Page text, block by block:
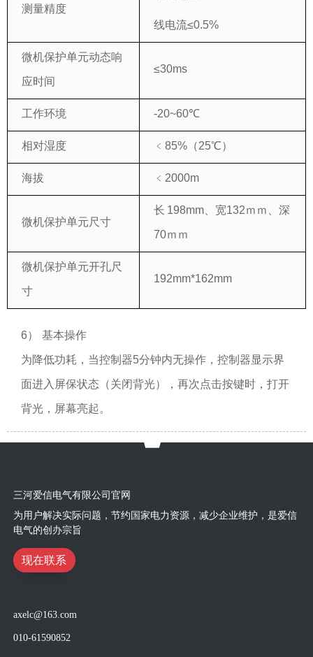
测量精度
线电流≤0.5%
微机保护单元动态响
应时间
≤30ms
工作环境 -20~60℃
相对湿度 ﹤85%（25℃）
海拔 ﹤2000m
微机保护单元尺寸
长 198mm、宽132ｍｍ、深
70ｍｍ
微机保护单元开孔尺
寸
192mm*162mm
6） 基本操作
为降低功耗，当控制器5分钟内无操作，控制器显示界
面进入屏保状态（关闭背光），再次点击按键时，打开
背光，屏幕亮起。
三河爱信电气有限公司官网
为用户解决实际问题，节约国家电力资源，减少企业维护，是爱信
电气的创办宗旨
现在联系
axelc@163.com
010-61590852